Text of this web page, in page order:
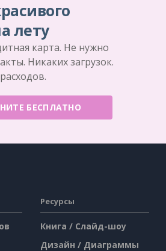
лету
карта. Не нужно
Никаких загрузок.
БЕСПЛАТНО
Ресурсы
Книга / Слайд-шоу
Дизайн / Диаграммы